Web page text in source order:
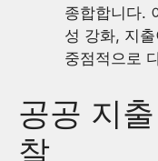
종합합니다.
성 강화, 지
중점적으로
공공 지
찰